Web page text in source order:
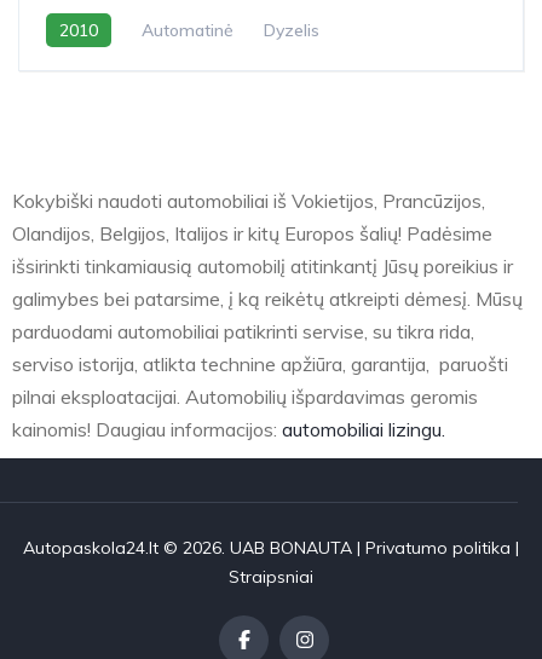
2010 Automatinė Dyzelis
Kokybiški naudoti automobiliai iš Vokietijos, Prancūzijos,
Olandijos, Belgijos, Italijos ir kitų Europos šalių! Padėsime
išsirinkti tinkamiausią automobilį atitinkantį Jūsų poreikius ir
galimybes bei patarsime, į ką reikėtų atkreipti dėmesį. Mūsų
parduodami automobiliai patikrinti servise, su tikra rida,
serviso istorija, atlikta technine apžiūra, garantija, paruošti
pilnai eksploatacijai. Automobilių išpardavimas geromis
kainomis! Daugiau informacijos: automobiliai lizingu.
Autopaskola24.lt © 2026. UAB BONAUTA | Privatumo politika |
Straipsniai